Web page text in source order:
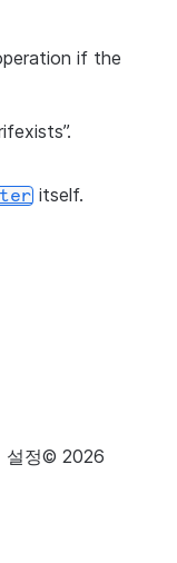
if the
itself.
설정© 2026